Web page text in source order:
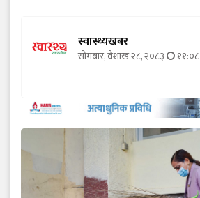
स्वास्थ्यखबर
सोमबार, वैशाख २८, २०८३ ११:०८